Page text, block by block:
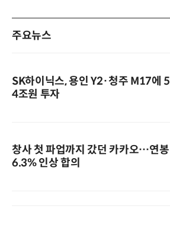
주요뉴스
SK하이닉스, 용인 Y2·청주 M17에 5
4조원 투자
창사 첫 파업까지 갔던 카카오…연봉
6.3% 인상 합의